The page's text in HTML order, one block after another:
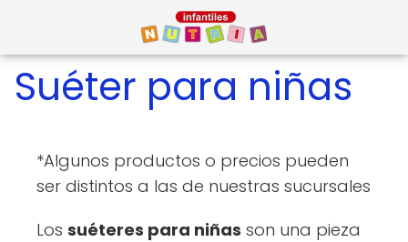
Suéter para niñas
*Algunos productos o precios pueden
ser distintos a las de nuestras sucursales
Los suéteres para niñas son una pieza